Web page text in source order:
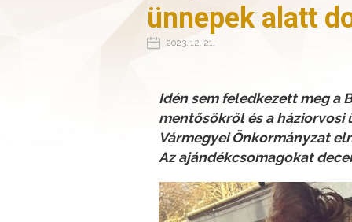
ünnepek alatt
2023. 12. 21.
Idén sem feledkezett meg a
mentősökről és a háziorvosi
Vármegyei Önkormányzat
Az ajándékcsomagokat